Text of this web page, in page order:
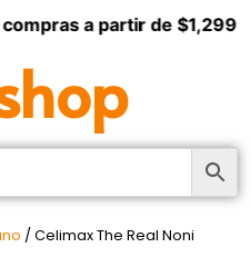
a partir de $1,299
/ Celimax The Real Noni